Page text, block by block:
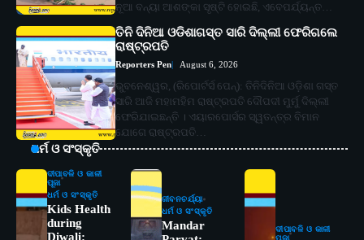
ନୂଆ ବନ୍ୟା ଆଶଙ୍କା ସୃଷ୍ଟି ହୋଇଛି, ଏବେପର୍ଯ୍ୟନ୍ତ…
ତିନି ଦିନିଆ ଓଡିଶାଗସ୍ତ ସାରି ଦିଲ୍ଲୀ ଫେରିଗଲେ
ରାଷ୍ଟ୍ରପତି
Reporters Pen August 6, 2026
ଭୁବନେଶ୍ୱର, (ରିପୋର୍ଟର୍ସ ପେନ୍‌): ତିନିଦିନିଆ ଓଡ଼ିଶା ଗସ୍ତ
ସାରି ଆଜି ମହାମହିମ ରାଷ୍ଟ୍ରପତି ଦୌପଦୀ ମୁର୍ମୁ ଦିଲ୍ଲୀ
ଫେରିଯାଇଛନ୍ତି । ଏୟାରପୋର୍ସର ସ୍ୱତନ୍ତ୍ର ବିମାନ
ଯୋଗେ ରାଷ୍ଟ୍ରପତି…
ଧର୍ମ ଓ ସଂସ୍କୃତି
ଦୀପାବଳି ଓ କାଳୀ
ପୂଜା
ଧର୍ମ ଓ ସଂସ୍କୃତି
Kids Health
during
Diwali:
ଜୀବନଚର୍ଯ୍ୟା
ଧର୍ମ ଓ ସଂସ୍କୃତି
Mandar
ଦୀପାବଳି ଓ କାଳୀ